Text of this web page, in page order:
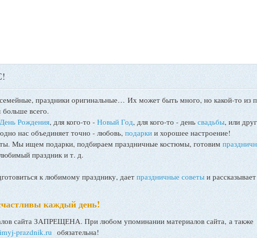
праздники оригинальные… Их может быть много, но какой-то из
всего.
День Рождения, для кого-то - Новый Год, для кого-то - день свадьбы, или
нас объединяет точно - любовь, подарки и хорошее настроение!
Мы ищем подарки, подбираем праздничные костюмы, готовим
праздник и т. д.
к любимому празднику, даетпраздничные советыи
каждый день!
сайта ЗАПРЕЩЕНА. При любом упоминании материалов сайта, а также
prazdnik.ru обязательна!